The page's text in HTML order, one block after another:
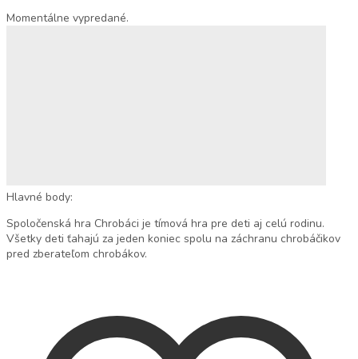
Momentálne vypredané.
Hlavné body:
Spoločenská hra Chrobáci je tímová hra pre deti aj celú rodinu.
Všetky deti ťahajú za jeden koniec spolu na záchranu chrobáčikov
pred zberateľom chrobákov.